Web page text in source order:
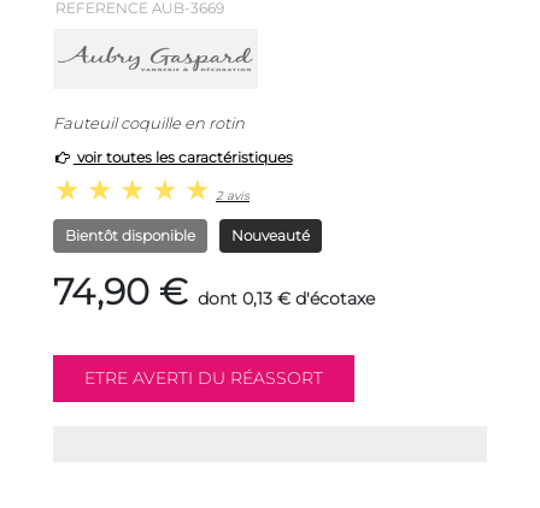
REFERENCE AUB-3669
Fauteuil coquille en rotin
voir toutes les caractéristiques
2 avis
Bientôt disponible Nouveauté
74,90 € dont 0,13 € d'écotaxe